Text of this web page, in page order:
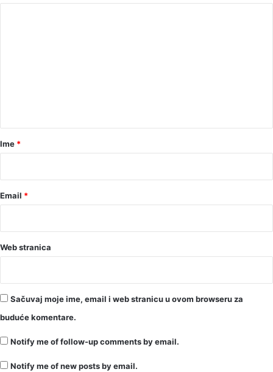
r
Ime *
Email *
Web stranica
Sačuvaj moje ime, email i web stranicu u ovom browseru za
buduće komentare.
Notify me of follow-up comments by email.
Notify me of new posts by email.